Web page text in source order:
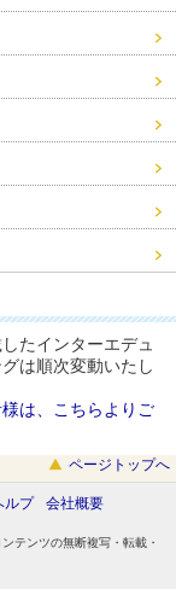
たインターエデュ
は順次変動いたし
は、こちらよりご
ページトップへ
ルプ 会社概要
テンツの無断複写・転載・